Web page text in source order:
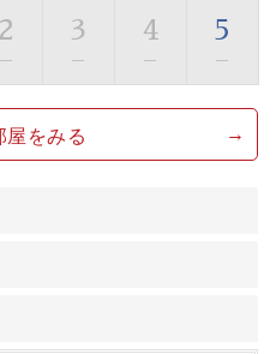
ー兼ガイドが諏訪大社をご
すので、ご利用ご希望の方
さい。
ない日がございます
行しておりません
大社など歴史ある諏訪の街
2
—
3
—
4
—
5
—
をみる